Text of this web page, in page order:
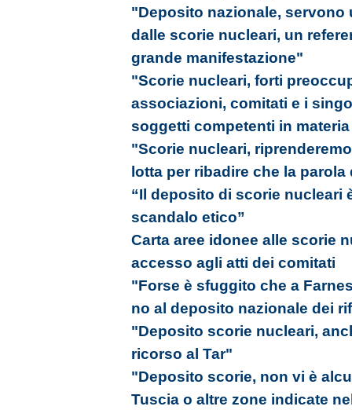
"Deposito nazionale,
dalle scorie nucleari, un
grande manifestazione"
"Scorie nucleari, forti
associazioni, comitati e i
soggetti competenti in
"Scorie nucleari,
lotta per ribadire che la
“Il deposito di scorie nucleari
scandalo etico”
Carta aree idonee alle scorie
accesso agli atti dei comitati
"Forse è sfuggito che a
no al deposito nazionale dei
"Deposito scorie nucleari,
ricorso al Tar"
"Deposito scorie, non vi è
Tuscia o altre zone indicate